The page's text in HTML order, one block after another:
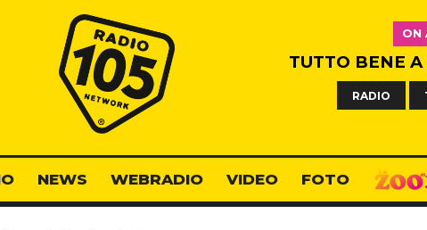
Radio 105
ON
TUTTO BENE A
RADIO
NEWS WEBRADIO VIDEO FOTO